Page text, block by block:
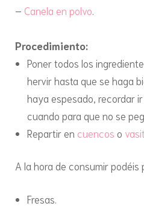
– Canela en polvo
Procedimiento:
Poner todos los
hervir hasta que se haga
haya espesado, recordar
cuando para que no se
Repartir en cuencos o
A la hora de consumir podéis
Fresas.